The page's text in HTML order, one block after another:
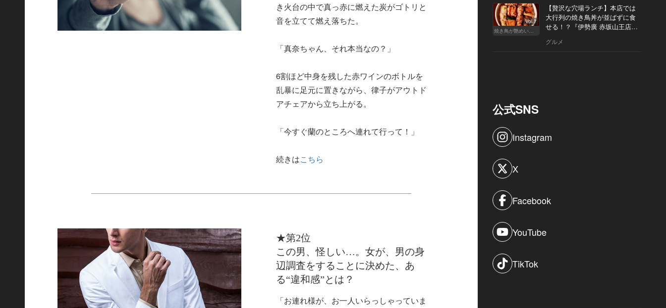
き火台の中で真っ赤に燃えた炭がゴトリと
音を立てて燃え落ちた。
「真奈ちゃん、それ本当なの？」
6割ほど中身を残した赤ワインのボトルを
乱暴に足元に置きながら、律子がアウトド
アチェアから立ち上がる。
「今すぐ蘭のところへ連れて行って！」
続きはこちら
★第2位
この男、怪しい…。女が、男の身
辺調査をすることに決めた、あ
る“違和感”とは？
「お連れ様が、お一人いらっしゃっていま
Vol.7
焼き鳥が艶めいてきた
【贅沢な穴場ランチ】本店では
大行列の焼き鳥丼が並ばずに食
せる！？『伊勢廣 赤坂山王店』
グルメ
公式SNS
Instagram
X
Facebook
YouTube
TikTok